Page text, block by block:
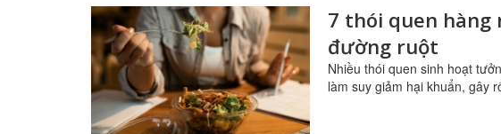
7 thói quen hàng
đường ruột
Nhiều thói quen sinh hoạt
làm suy giảm hại khuẩn, gây